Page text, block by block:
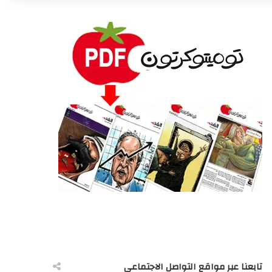
تابعنا عبر مواقع التواصل الاجتماعى